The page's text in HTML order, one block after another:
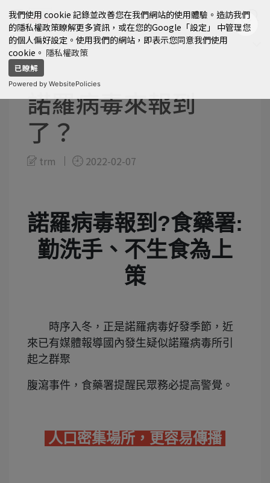
我們使用 cookie 記錄並改善您在我們網站的使用體驗。造訪我們
的隱私權政策瞭解更多資訊，或在您的Google「設定」 中管理您
的個人偏好設定。使用我們的網站，即表示您同意我們使用
cookie。 隱私權政策
已瞭解
Powered by WebsitePolicies
諾羅病毒來報到
了？
trm 2022-02-07
諾羅病毒報到?食藥署:
勤洗手、不生食為上
策
時序入冬，正是諾羅病毒好發季節，近
來已有媒體報導國內發生疑似諾羅病毒所引
起之群聚
腹瀉事件， 食藥署提醒民眾務必提高警覺。
人口密集場所，更容易傳播